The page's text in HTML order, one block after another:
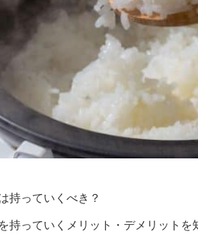
持っていくべき？
持っていくメリット・デメリットを